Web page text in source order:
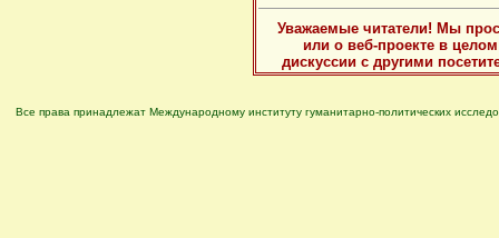
Уважаемые читатели! Мы
или о веб-проекте в
дискуссии с другими
Все права принадлежат Международному институту гуманитарно-политических